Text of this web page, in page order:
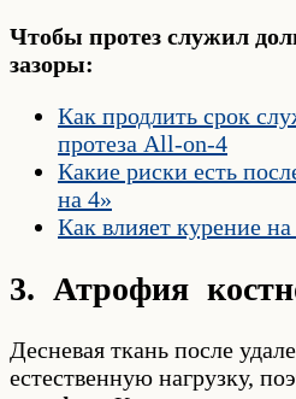
Чтобы протез служил
зазоры:
Как продлить срок
протеза All-on-4
Какие риски есть
на 4»
Как влияет курение
3. Атрофия
Десневая ткань после
естественную нагрузку,